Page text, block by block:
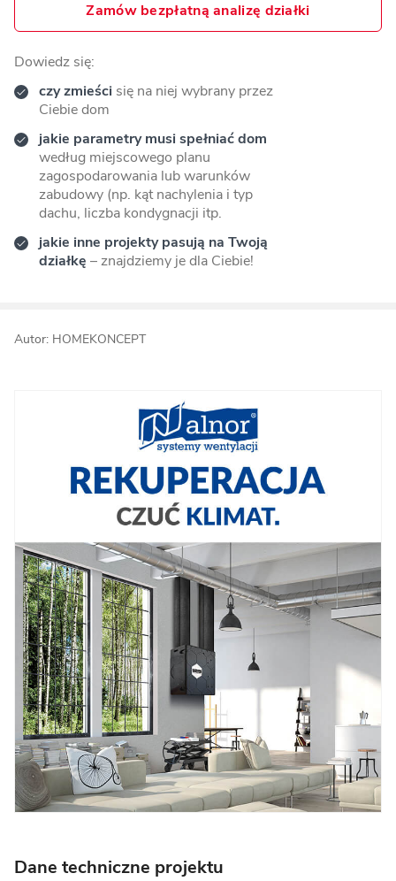
Zamów bezpłatną analizę działki
Dowiedz się:
czy zmieści się na niej wybrany przez
Ciebie dom
jakie parametry musi spełniać dom
według miejscowego planu
zagospodarowania lub warunków
zabudowy (np. kąt nachylenia i typ
dachu, liczba kondygnacji itp.
jakie inne projekty pasują na Twoją
działkę – znajdziemy je dla Ciebie!
Autor: HOMEKONCEPT
Dane techniczne projektu